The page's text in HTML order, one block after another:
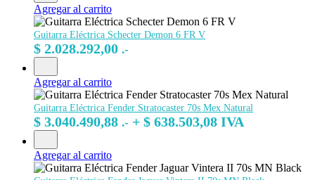
Agregar al carrito
Guitarra Eléctrica Schecter Demon 6 FR V
$ 2.028.292,00 .-
Agregar al carrito
Guitarra Eléctrica Fender Stratocaster 70s Mex Natural
$ 3.040.490,88 .- + $ 638.503,08 IVA
Agregar al carrito